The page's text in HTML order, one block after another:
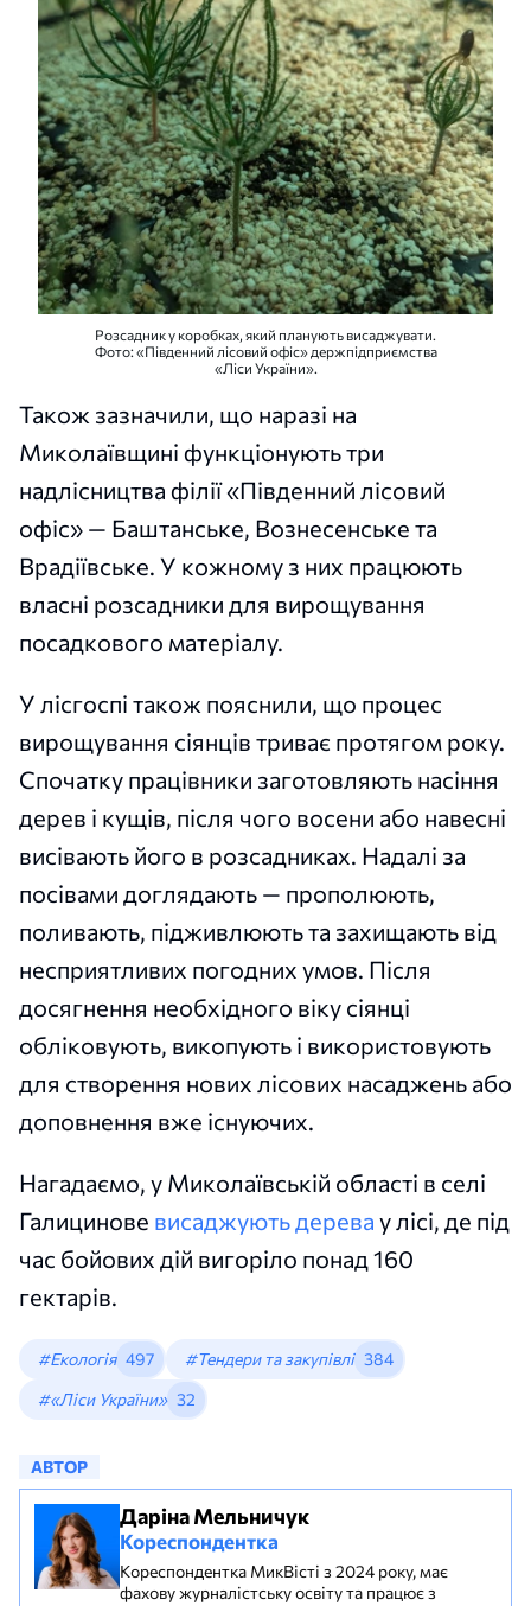
Розсадник у коробках, який планують висаджувати.
Фото: «Південний лісовий офіс» держпідприємства
«Ліси України».
Також зазначили, що наразі на
Миколаївщині функціонують три
надлісництва філії «Південний лісовий
офіс» — Баштанське, Вознесенське та
Врадіївське. У кожному з них працюють
власні розсадники для вирощування
посадкового матеріалу.
У лісгоспі також пояснили, що процес
вирощування сіянців триває протягом року.
Спочатку працівники заготовляють насіння
дерев і кущів, після чого восени або навесні
висівають його в розсадниках. Надалі за
посівами доглядають — прополюють,
поливають, підживлюють та захищають від
несприятливих погодних умов. Після
досягнення необхідного віку сіянці
обліковують, викопують і використовують
для створення нових лісових насаджень або
доповнення вже існуючих.
Нагадаємо, у Миколаївській області в селі
Галицинове висаджують дерева у лісі, де під
час бойових дій вигоріло понад 160
гектарів.
#Екологія 497 #Тендери та закупівлі 384
#«Ліси України» 32
АВТОР
Даріна Мельничук
Кореспондентка
Кореспондентка МикВісті з 2024 року, має
фахову журналістську освіту та працює з